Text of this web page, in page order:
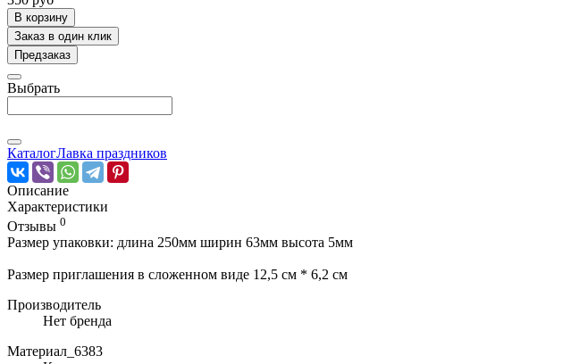
В корзину
Заказ в один клик
Предзаказ
Выбрать
КаталогЛавка праздников
Описание
Характеристики
Отзывы 0
Размер упаковки: длина 250мм ширин 63мм высота 5мм
Размер приглашения в сложенном виде 12,5 см * 6,2 см
Производитель
Нет бренда
Материал_6383